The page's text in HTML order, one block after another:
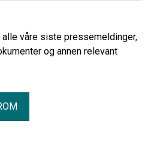
alle våre siste pressemeldinger,
og annen relevant